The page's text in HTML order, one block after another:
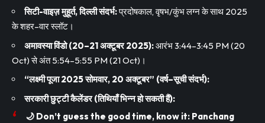
सिटी-वाइज़ मुहूर्त, दिल्ली संदर्भ:प्रदोषकाल, वृषभ/कुंभ लग्न के साथ 2025
के शहर–वार स्लॉट।
अमावस्या विंडो (20–21 अक्टूबर 2025):आरंभ 3:44–3:45 PM (20
Oct) से अंत 5:54–5:55 PM (21 Oct)।
“लक्ष्मी पूजा 2025 सोमवार, 20 अक्टूबर” (वर्ष–सूची संदर्भ):
सरकारी छुट्टी कैलेंडर (तिथियाँ भिन्न हो सकती हैं):
🌙 Don’t guess the good time, know it: Panchang